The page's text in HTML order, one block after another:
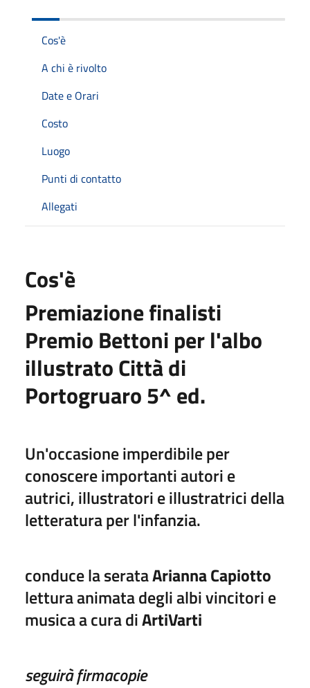
Cos'è
A chi è rivolto
Date e Orari
Costo
Luogo
Punti di contatto
Allegati
Cos'è
Premiazione finalisti
Premio Bettoni per l'albo
illustrato Città di
Portogruaro 5^ ed.
Un'occasione imperdibile per
conoscere importanti autori e
autrici, illustratori e illustratrici della
letteratura per l'infanzia.
conduce la serataArianna Capiotto
lettura animata degli albi vincitori e
musica a cura diArtiVarti
seguirà firmacopie